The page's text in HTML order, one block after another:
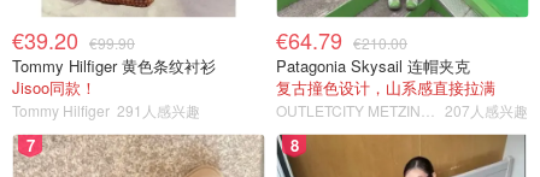
€39.20 €99.90
Tommy Hilfiger 黄色条纹衬衫
Jisoo同款！
Tommy Hilfiger 291人感兴趣
€64.79 €210.00
Patagonia Skysail 连帽夹克
复古撞色设计，山系感直接拉满
207人感兴趣
7 8